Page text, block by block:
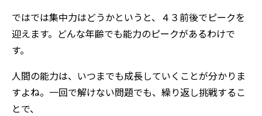
ではでは集中力はどうかというと、４３前後でピークを
迎えます。どんな年齢でも能力のピークがあるわけで
す。
人間の能力は、いつまでも成長していくことが分かりま
すよね。一回で解けない問題でも、繰り返し挑戦するこ
とで、